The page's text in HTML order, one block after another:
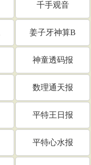
千手观音
姜子牙神算B
神童透码报
数理通天报
平特王日报
平特心水报